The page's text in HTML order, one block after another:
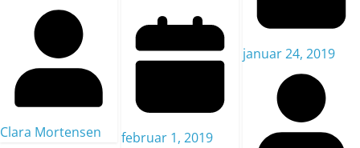
Clara Mortensen februar 1, 2019
januar 24, 2019